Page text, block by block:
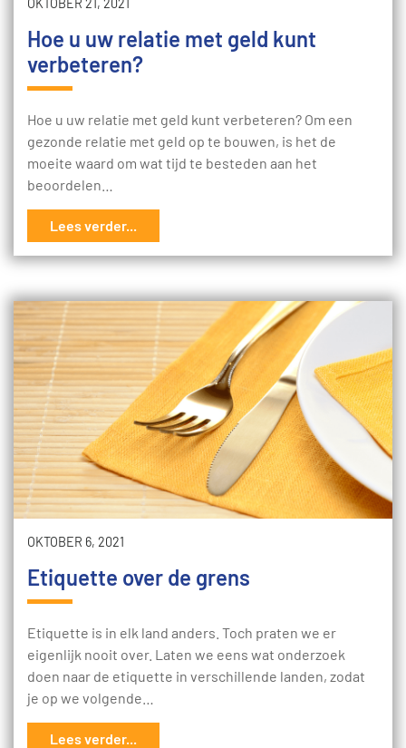
OKTOBER 21, 2021
Hoe u uw relatie met geld kunt
verbeteren?
Hoe u uw relatie met geld kunt verbeteren? Om een ​​
gezonde relatie met geld op te bouwen, is het de
moeite waard om wat tijd te besteden aan het
beoordelen…
Lees verder...
OKTOBER 6, 2021
Etiquette over de grens
Etiquette is in elk land anders. Toch praten we er
eigenlijk nooit over. Laten we eens wat onderzoek
doen naar de etiquette in verschillende landen, zodat
je op we volgende…
Lees verder...